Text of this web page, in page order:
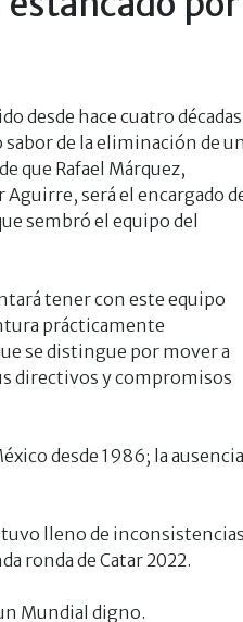
desde hace cuatro
de la eliminación de un
que Rafael Márquez,
será el encargado
sembró el equipo del
tener con este equipo
prácticamente
se distingue por mover a
directivos y compromisos
desde 1986; la ausencia
lleno de inconsistencias
ronda de Catar 2022.
Mundial digno.